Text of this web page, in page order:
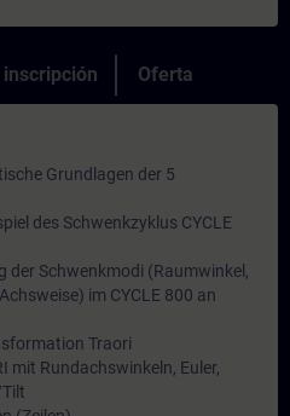
inscripción Oferta
Grundlagen der 5
des Schwenkzyklus CYCLE
der Schwenkmodi (Raumwinkel,
im CYCLE 800 an
Traori
mit Rundachswinkeln, Euler,